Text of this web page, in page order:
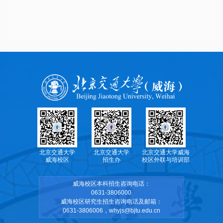
北京交通大学
威海校区
北京交通大学
招生办
北京交通大学威海
校区外联与培训部
威海校区本科招生咨询电话：
0631-3806000
威海校区研究生招生咨询电话及邮箱：
0631-3806006，whyjs@bjtu.edu.cn